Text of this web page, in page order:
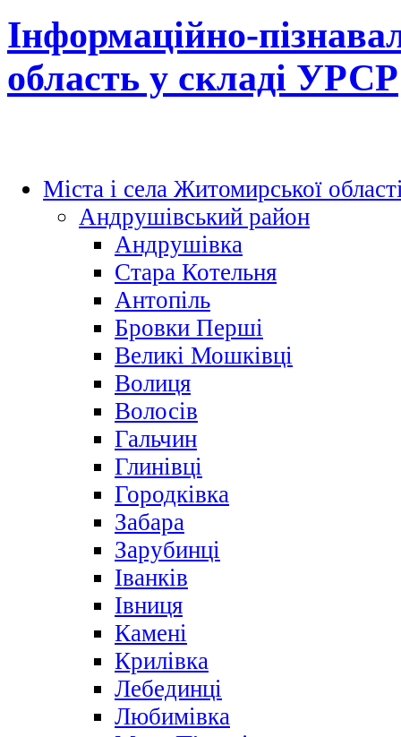
Інформаційно-
область у складі УРСР
Міста і села Житомирської
Андрушівський район
Андрушівка
Стара Котельня
Антопіль
Бровки Перші
Великі Мошківці
Волиця
Волосів
Гальчин
Глинівці
Городківка
Забара
Зарубинці
Іванків
Івниця
Камені
Крилівка
Лебединці
Любимівка